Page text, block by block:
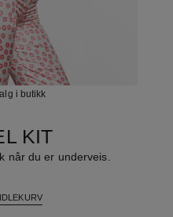
i butikk
KIT
når du er underveis.